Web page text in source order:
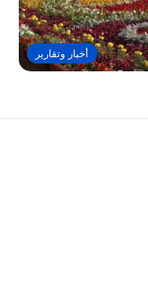
أخبار وتقارير